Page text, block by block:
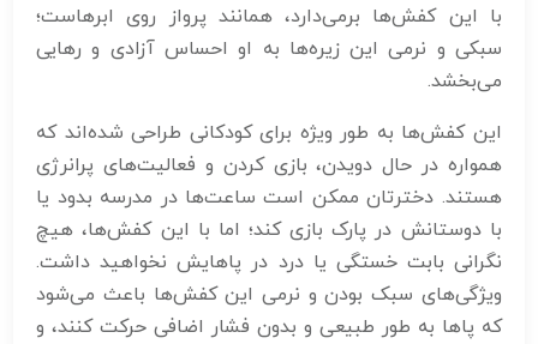
با این کفش‌ها برمی‌دارد، همانند پرواز روی ابرهاست؛
سبکی و نرمی این زیره‌ها به او احساس آزادی و رهایی
می‌بخشد.
این کفش‌ها به طور ویژه برای کودکانی طراحی شده‌اند که
همواره در حال دویدن، بازی کردن و فعالیت‌های پرانرژی
هستند. دخترتان ممکن است ساعت‌ها در مدرسه بدود یا
با دوستانش در پارک بازی کند؛ اما با این کفش‌ها، هیچ
نگرانی بابت خستگی یا درد در پاهایش نخواهید داشت.
ویژگی‌های سبک بودن و نرمی این کفش‌ها باعث می‌شود
که پاها به طور طبیعی و بدون فشار اضافی حرکت کنند، و